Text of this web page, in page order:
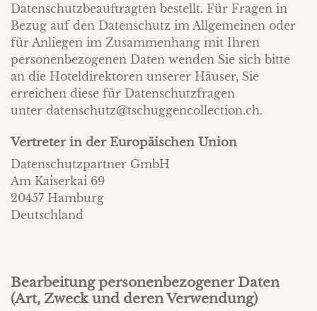
Datenschutzbeauftragten bestellt. Für Fragen in
Bezug auf den Datenschutz im Allgemeinen oder
für Anliegen im Zusammenhang mit Ihren
personenbezogenen Daten wenden Sie sich bitte
an die Hoteldirektoren unserer Häuser, Sie
erreichen diese für Datenschutzfragen
unter datenschutz@tschuggencollection.ch.
Vertreter in der Europäischen Union
Datenschutzpartner GmbH
Am Kaiserkai 69
20457 Hamburg
Deutschland
Bearbeitung personenbezogener Daten
(Art, Zweck und deren Verwendung)